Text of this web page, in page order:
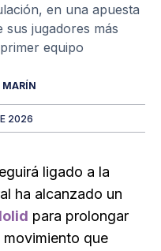
en una apuesta
jugadores más
equipo
MARÍN
2026
ligado a la
ha alcanzado un
para prolongar
que